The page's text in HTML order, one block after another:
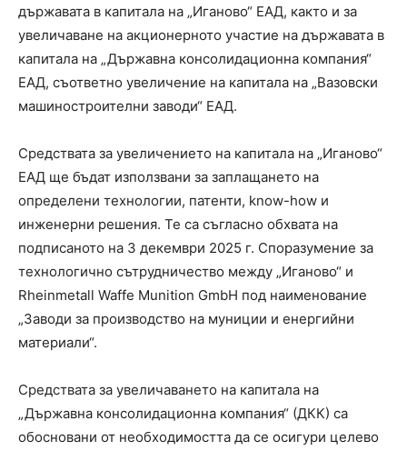
държавата в капитала на „Иганово“ ЕАД, както и за
увеличаване на акционерното участие на държавата в
капитала на „Държавна консолидационна компания“
ЕАД, съответно увеличение на капитала на „Вазовски
машиностроителни заводи“ ЕАД.
Средствата за увеличението на капитала на „Иганово“
ЕАД ще бъдат използвани за заплащането на
определени технологии, патенти, know-how и
инженерни решения. Те са съгласно обхвата на
подписаното на 3 декември 2025 г. Споразумение за
технологично сътрудничество между „Иганово“ и
Rheinmetall Waffe Munition GmbH под наименование
„Заводи за производство на муниции и енергийни
материали“.
Средствата за увеличаването на капитала на
„Държавна консолидационна компания“ (ДКК) са
обосновани от необходимостта да се осигури целево